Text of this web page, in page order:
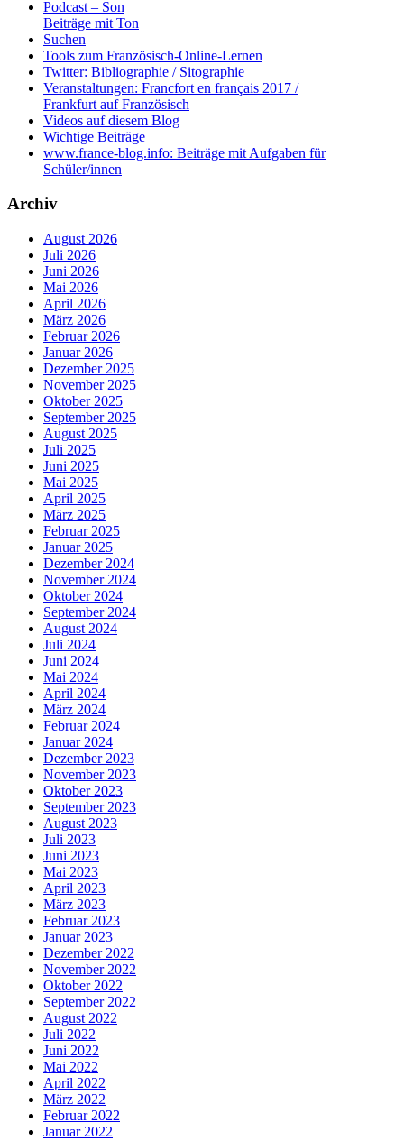
Podcast – Son
Beiträge mit Ton
Suchen
Tools zum Französisch-Online-Lernen
Twitter: Bibliographie / Sitographie
Veranstaltungen: Francfort en français 2017 /
Frankfurt auf Französisch
Videos auf diesem Blog
Wichtige Beiträge
www.france-blog.info: Beiträge mit Aufgaben für
Schüler/innen
Archiv
August 2026
Juli 2026
Juni 2026
Mai 2026
April 2026
März 2026
Februar 2026
Januar 2026
Dezember 2025
November 2025
Oktober 2025
September 2025
August 2025
Juli 2025
Juni 2025
Mai 2025
April 2025
März 2025
Februar 2025
Januar 2025
Dezember 2024
November 2024
Oktober 2024
September 2024
August 2024
Juli 2024
Juni 2024
Mai 2024
April 2024
März 2024
Februar 2024
Januar 2024
Dezember 2023
November 2023
Oktober 2023
September 2023
August 2023
Juli 2023
Juni 2023
Mai 2023
April 2023
März 2023
Februar 2023
Januar 2023
Dezember 2022
November 2022
Oktober 2022
September 2022
August 2022
Juli 2022
Juni 2022
Mai 2022
April 2022
März 2022
Februar 2022
Januar 2022